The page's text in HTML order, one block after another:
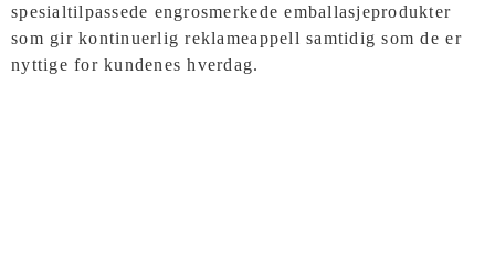
spesialtilpassede engrosmerkede emballasjeprodukter
som gir kontinuerlig reklameappell samtidig som de er
nyttige for kundenes hverdag.